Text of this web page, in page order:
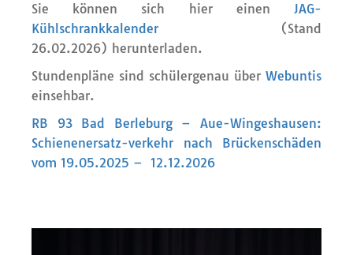
Sie können sich hier einen JAG-
Kühlschrankkalender (Stand
26.02.2026) herunterladen.
Stundenpläne sind schülergenau über Webuntis
einsehbar.
RB 93 Bad Berleburg – Aue-Wingeshausen:
Schienenersatz-verkehr nach Brückenschäden
vom 19.05.2025 – 12.12.2026